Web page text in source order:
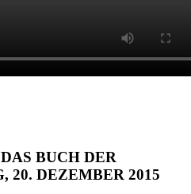
BUCH DER
20. DEZEMBER 2015